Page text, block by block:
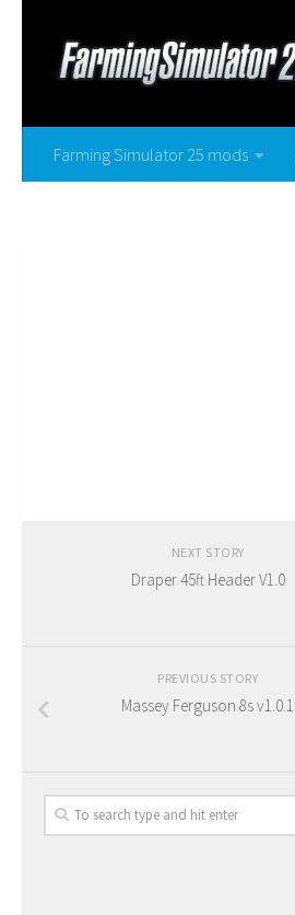
Farming Simulator 25 mods
NEXT STORY
Draper 45ft Header V1.0
PREVIOUS STORY
Massey Ferguson 8s v1.0.1